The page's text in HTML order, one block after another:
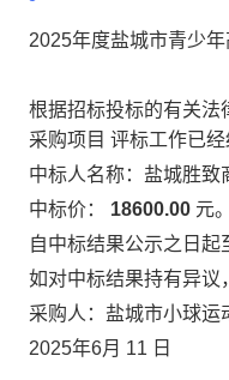
2025年度盐城市青少
根据招标投标的有关
采购项目 评标工作已经
中标人名称：盐城胜致
中标价： 18600.00 元。
自中标结果公示之日起
如对中标结果持有异
采购人：盐城市小球运
2025年6月 11 日